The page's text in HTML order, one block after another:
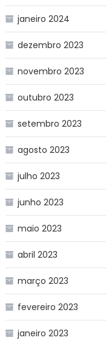
janeiro 2024
dezembro 2023
novembro 2023
outubro 2023
setembro 2023
agosto 2023
julho 2023
junho 2023
maio 2023
abril 2023
março 2023
fevereiro 2023
janeiro 2023